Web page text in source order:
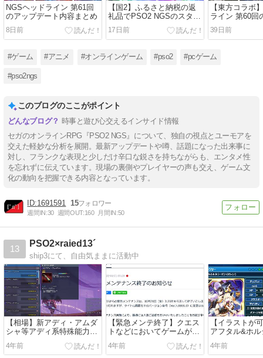
NGSヘッドライン 第61回
のアップデート内容まとめ
8日前
【国2】ふるさと納税の返
礼品でPSO2 NGSのスター
ジェムが登場！
17日前
【東方コラボ
ライン 第60回
ト内容まとめ
39日前
#ゲーム #アニメ #オンラインゲーム #pso2 #pcゲーム
#pso2ngs
このブログのここがポイント
時事と遊び心交えるインサイド情報
セガのオンラインRPG『PSO2 NGS』について、独自の視点とユーモアを
交えた軽妙な分析を展開。最新アップデートや噂、話題になった出来事に
対し、フランクな表現と少しだけ辛口な鋭さを持ちながらも、エンタメ性
を忘れずに伝えています。現場の裏側やプレイヤーの声も交え、ゲーム文
化の動向を把握できる内容となっています。
1691591 15
週間IN:30 週間OUT:160 月間IN:50
13
PSO2×raied13´
ship3にて、自由気ままに活動中
【相場】新アディ・アムダ
シャ等アディ系特殊能力の
価格/AC支援アイテムセレ
クト4【PSO2:NGS】
4年前
【緊急メンテ終了】クエス
トなどにおいてゲームが正
常にプレイできない問題の
対策【PSO2:NGS】
4年前
【イラストが
アフタル&ホ
ウィン]⇒[Sハ
ップ【PSO2es
4年前